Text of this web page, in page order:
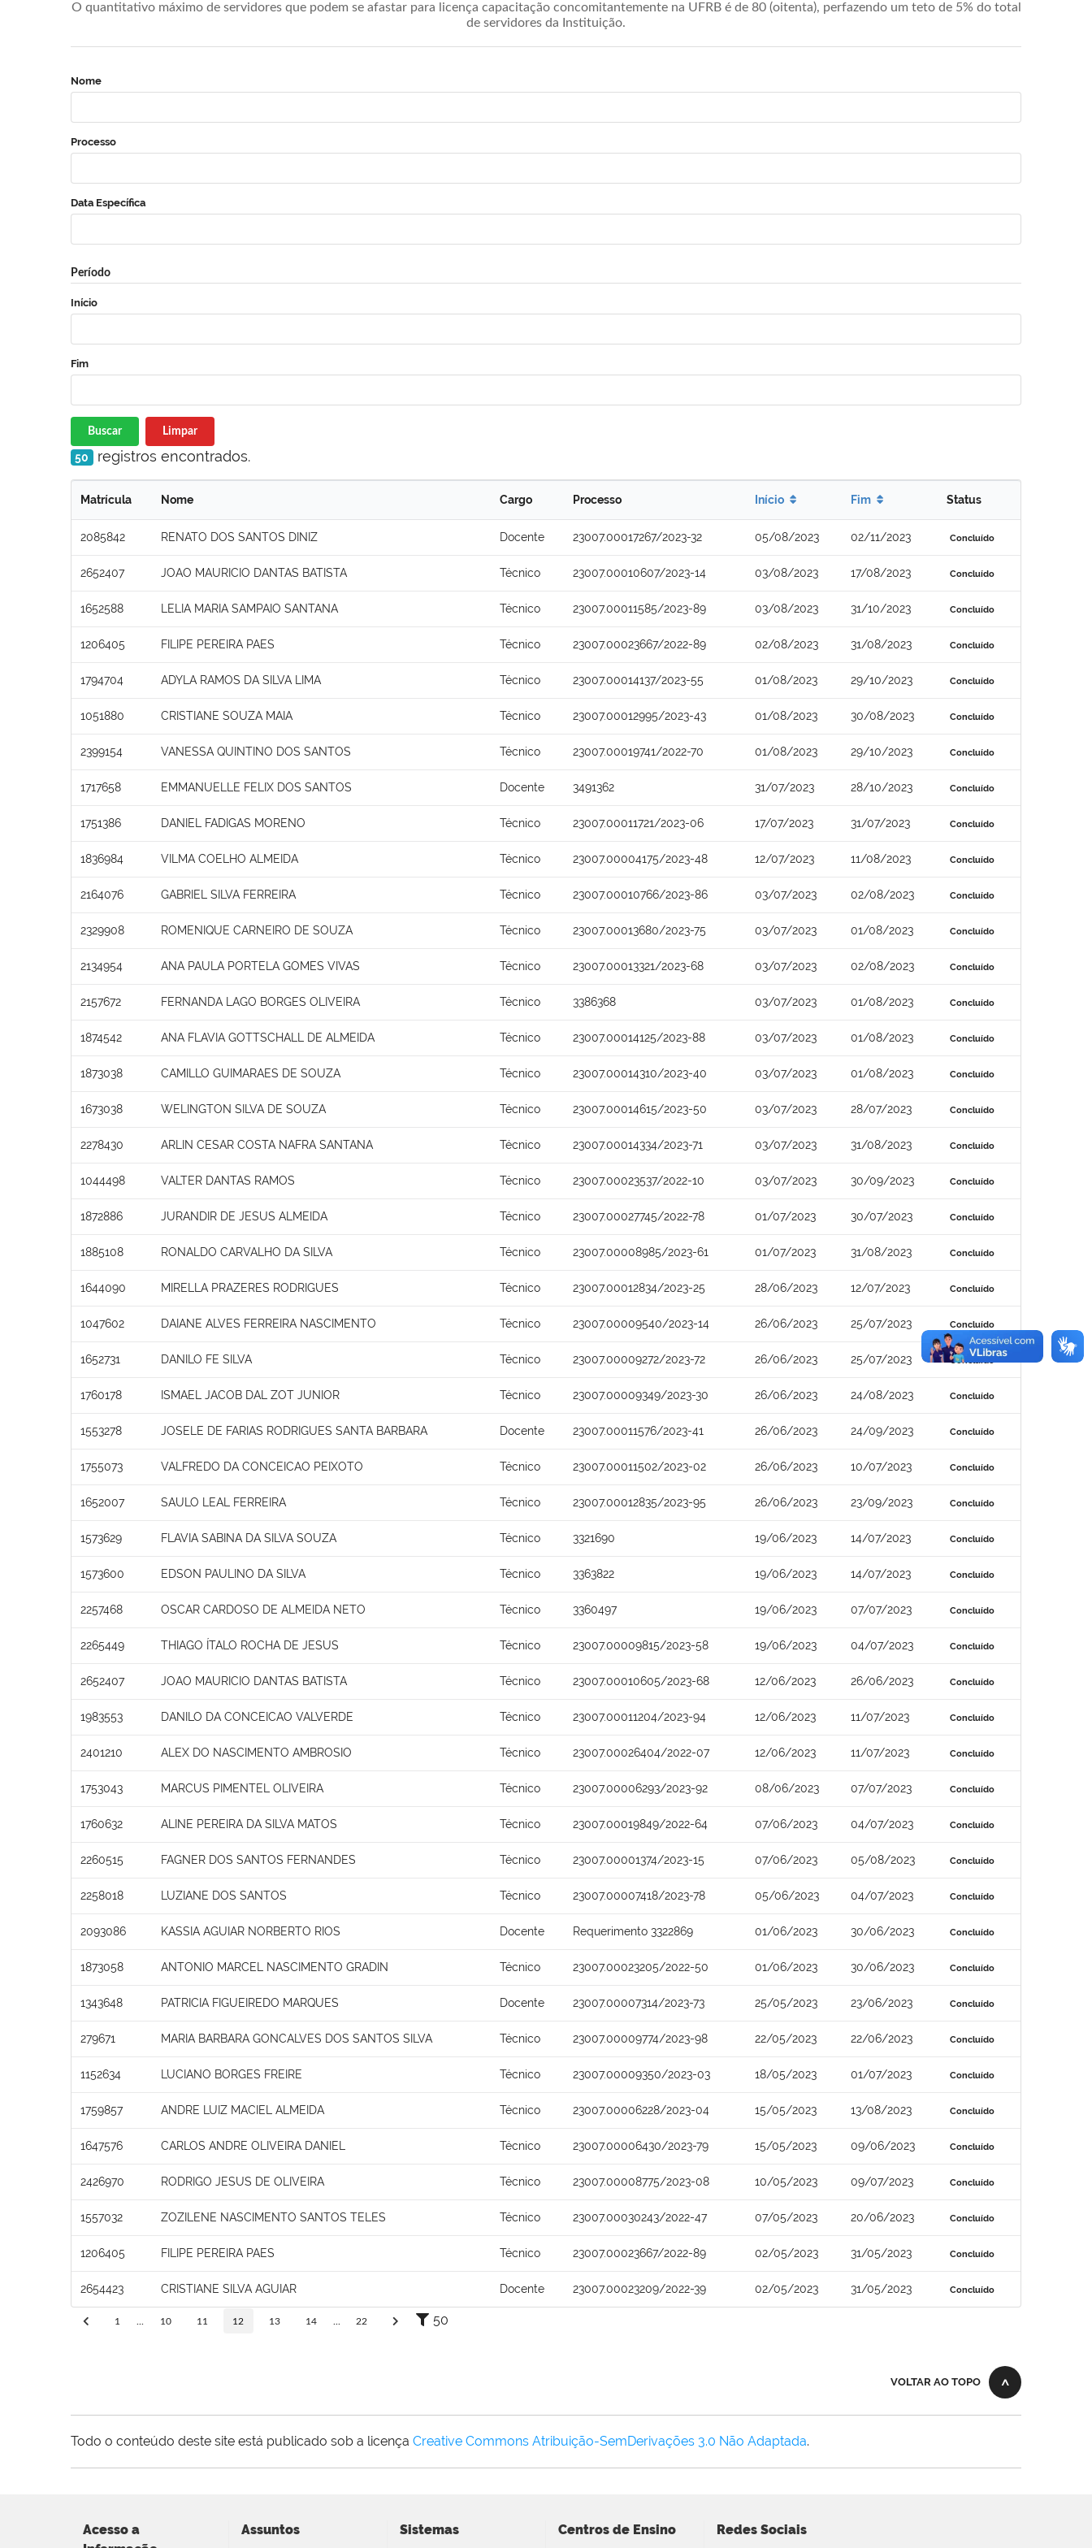
O quantitativo máximo de servidores que podem se afastar para licença capacitação concomitantemente na UFRB é de 80 (oitenta), perfazendo um teto de 5% do total
de servidores da Instituição.
Nome
Processo
Data Específica
Período
Início
Fim
Buscar Limpar
50 registros encontrados.
Matrícula Nome Cargo Processo Início Fim Status
2085842 RENATO DOS SANTOS DINIZ Docente 23007.00017267/2023-32 05/08/2023 02/11/2023 Concluído
2652407 JOAO MAURICIO DANTAS BATISTA Técnico 23007.00010607/2023-14 03/08/2023 17/08/2023 Concluído
1652588 LELIA MARIA SAMPAIO SANTANA Técnico 23007.00011585/2023-89 03/08/2023 31/10/2023 Concluído
1206405 FILIPE PEREIRA PAES Técnico 23007.00023667/2022-89 02/08/2023 31/08/2023 Concluído
1794704 ADYLA RAMOS DA SILVA LIMA Técnico 23007.00014137/2023-55 01/08/2023 29/10/2023 Concluído
1051880 CRISTIANE SOUZA MAIA Técnico 23007.00012995/2023-43 01/08/2023 30/08/2023 Concluído
2399154 VANESSA QUINTINO DOS SANTOS Técnico 23007.00019741/2022-70 01/08/2023 29/10/2023 Concluído
1717658 EMMANUELLE FELIX DOS SANTOS Docente 3491362 31/07/2023 28/10/2023 Concluído
1751386 DANIEL FADIGAS MORENO Técnico 23007.00011721/2023-06 17/07/2023 31/07/2023 Concluído
1836984 VILMA COELHO ALMEIDA Técnico 23007.00004175/2023-48 12/07/2023 11/08/2023 Concluído
2164076 GABRIEL SILVA FERREIRA Técnico 23007.00010766/2023-86 03/07/2023 02/08/2023 Concluído
2329908 ROMENIQUE CARNEIRO DE SOUZA Técnico 23007.00013680/2023-75 03/07/2023 01/08/2023 Concluído
2134954 ANA PAULA PORTELA GOMES VIVAS Técnico 23007.00013321/2023-68 03/07/2023 02/08/2023 Concluído
2157672 FERNANDA LAGO BORGES OLIVEIRA Técnico 3386368 03/07/2023 01/08/2023 Concluído
1874542 ANA FLAVIA GOTTSCHALL DE ALMEIDA Técnico 23007.00014125/2023-88 03/07/2023 01/08/2023 Concluído
1873038 CAMILLO GUIMARAES DE SOUZA Técnico 23007.00014310/2023-40 03/07/2023 01/08/2023 Concluído
1673038 WELINGTON SILVA DE SOUZA Técnico 23007.00014615/2023-50 03/07/2023 28/07/2023 Concluído
2278430 ARLIN CESAR COSTA NAFRA SANTANA Técnico 23007.00014334/2023-71 03/07/2023 31/08/2023 Concluído
1044498 VALTER DANTAS RAMOS Técnico 23007.00023537/2022-10 03/07/2023 30/09/2023 Concluído
1872886 JURANDIR DE JESUS ALMEIDA Técnico 23007.00027745/2022-78 01/07/2023 30/07/2023 Concluído
1885108 RONALDO CARVALHO DA SILVA Técnico 23007.00008985/2023-61 01/07/2023 31/08/2023 Concluído
1644090 MIRELLA PRAZERES RODRIGUES Técnico 23007.00012834/2023-25 28/06/2023 12/07/2023 Concluído
1047602 DAIANE ALVES FERREIRA NASCIMENTO Técnico 23007.00009540/2023-14 26/06/2023 25/07/2023 Concluído
1652731 DANILO FE SILVA Técnico 23007.00009272/2023-72 26/06/2023 25/07/2023 Concluído
1760178 ISMAEL JACOB DAL ZOT JUNIOR Técnico 23007.00009349/2023-30 26/06/2023 24/08/2023 Concluído
1553278 JOSELE DE FARIAS RODRIGUES SANTA BARBARA Docente 23007.00011576/2023-41 26/06/2023 24/09/2023 Concluído
1755073 VALFREDO DA CONCEICAO PEIXOTO Técnico 23007.00011502/2023-02 26/06/2023 10/07/2023 Concluído
1652007 SAULO LEAL FERREIRA Técnico 23007.00012835/2023-95 26/06/2023 23/09/2023 Concluído
1573629 FLAVIA SABINA DA SILVA SOUZA Técnico 3321690 19/06/2023 14/07/2023 Concluído
1573600 EDSON PAULINO DA SILVA Técnico 3363822 19/06/2023 14/07/2023 Concluído
2257468 OSCAR CARDOSO DE ALMEIDA NETO Técnico 3360497 19/06/2023 07/07/2023 Concluído
2265449 THIAGO ÍTALO ROCHA DE JESUS Técnico 23007.00009815/2023-58 19/06/2023 04/07/2023 Concluído
2652407 JOAO MAURICIO DANTAS BATISTA Técnico 23007.00010605/2023-68 12/06/2023 26/06/2023 Concluído
1983553 DANILO DA CONCEICAO VALVERDE Técnico 23007.00011204/2023-94 12/06/2023 11/07/2023 Concluído
2401210 ALEX DO NASCIMENTO AMBROSIO Técnico 23007.00026404/2022-07 12/06/2023 11/07/2023 Concluído
1753043 MARCUS PIMENTEL OLIVEIRA Técnico 23007.00006293/2023-92 08/06/2023 07/07/2023 Concluído
1760632 ALINE PEREIRA DA SILVA MATOS Técnico 23007.00019849/2022-64 07/06/2023 04/07/2023 Concluído
2260515 FAGNER DOS SANTOS FERNANDES Técnico 23007.00001374/2023-15 07/06/2023 05/08/2023 Concluído
2258018 LUZIANE DOS SANTOS Técnico 23007.00007418/2023-78 05/06/2023 04/07/2023 Concluído
2093086 KASSIA AGUIAR NORBERTO RIOS Docente Requerimento 3322869 01/06/2023 30/06/2023 Concluído
1873058 ANTONIO MARCEL NASCIMENTO GRADIN Técnico 23007.00023205/2022-50 01/06/2023 30/06/2023 Concluído
1343648 PATRICIA FIGUEIREDO MARQUES Docente 23007.00007314/2023-73 25/05/2023 23/06/2023 Concluído
279671 MARIA BARBARA GONCALVES DOS SANTOS SILVA Técnico 23007.00009774/2023-98 22/05/2023 22/06/2023 Concluído
1152634 LUCIANO BORGES FREIRE Técnico 23007.00009350/2023-03 18/05/2023 01/07/2023 Concluído
1759857 ANDRE LUIZ MACIEL ALMEIDA Técnico 23007.00006228/2023-04 15/05/2023 13/08/2023 Concluído
1647576 CARLOS ANDRE OLIVEIRA DANIEL Técnico 23007.00006430/2023-79 15/05/2023 09/06/2023 Concluído
2426970 RODRIGO JESUS DE OLIVEIRA Técnico 23007.00008775/2023-08 10/05/2023 09/07/2023 Concluído
1557032 ZOZILENE NASCIMENTO SANTOS TELES Técnico 23007.00030243/2022-47 07/05/2023 20/06/2023 Concluído
1206405 FILIPE PEREIRA PAES Técnico 23007.00023667/2022-89 02/05/2023 31/05/2023 Concluído
2654423 CRISTIANE SILVA AGUIAR Docente 23007.00023209/2022-39 02/05/2023 31/05/2023 Concluído
1 10 11 12 13 14 22 50
VOLTAR AO TOPO
Todo o conteúdo deste site está publicado sob a licença Creative Commons Atribuição-SemDerivações 3.0 Não Adaptada.
Acesso a
Assuntos Sistemas Centros de Ensino Redes Sociais